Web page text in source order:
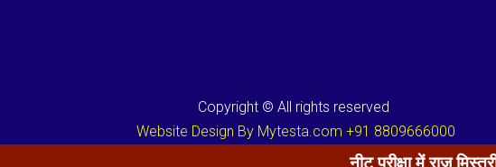
Copyright © All rights reserved
Website Design By Mytesta.com +91 8809666000